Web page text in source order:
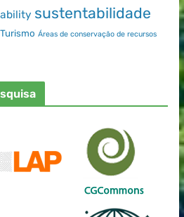
sustentabilidade
Turismo Áreas de conservação de recursos